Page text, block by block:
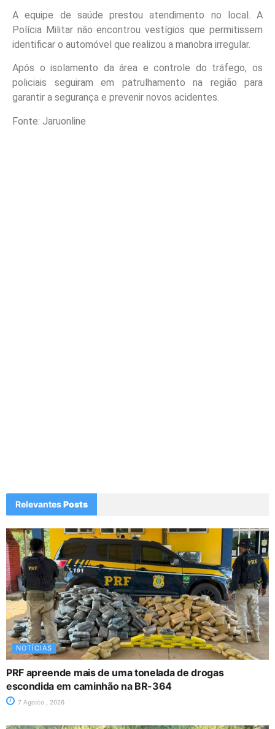
A equipe de saúde prestou atendimento no local. A
Polícia Militar não encontrou vestígios que permitissem
identificar o automóvel que realizou a manobra irregular.
Após o isolamento da área e controle do tráfego, os
policiais seguiram em patrulhamento na região para
garantir a segurança e prevenir novos acidentes.
Fonte: Jaruonline
RelevantesPosts
NOTÍCIAS
PRF apreende mais de uma tonelada de drogas
escondida em caminhão na BR-364
7 Agosto , 2026